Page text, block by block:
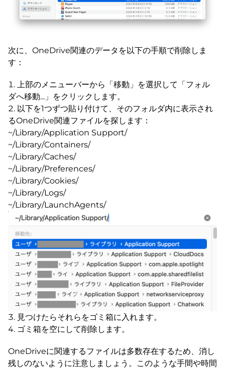
次に、OneDrive関連のデータを以下の手順で削除しま
す：
上部のメニューバーから「移動」を選択して「フォル
ダへ移動...」をクリックします。
以下を1つずつ貼り付けて、そのフォルダ内に表示され
るOneDrive関連ファイルを探します：
~/Library/Application Support/
~/Library/Containers/
~/Library/Caches/
~/Library/Preferences/
~/Library/Cookies/
~/Library/Logs/
~/Library/LaunchAgents/
見つけたらそれらをゴミ箱に入れます。
ゴミ箱を空にして削除します。
OneDriveに関連するファイルは多数存在するため、消し
残しのないように注意しましょう。このような手間や時間